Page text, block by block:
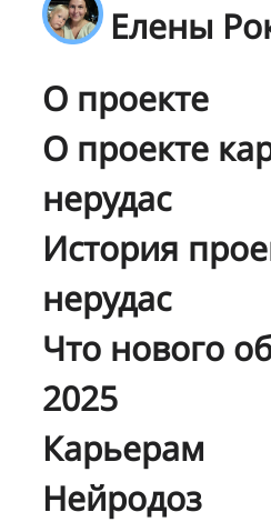
Елены
О проекте
О проекте
нерудас
История
нерудас
Что нового
2025
Карьерам
Нейродоз